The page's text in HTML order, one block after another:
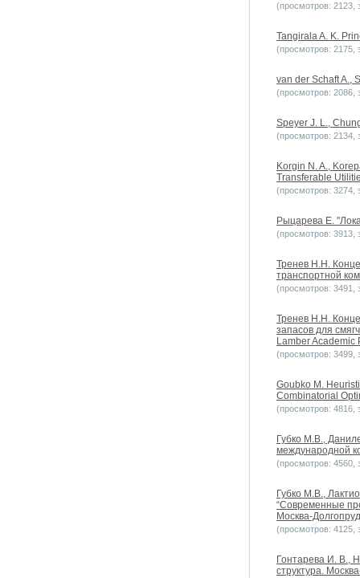
(просмотров: 2123,
Tangirala A. K.
(просмотров: 2175,
van der Schaft A.,
(просмотров: 2086,
Speyer J. L.,
(просмотров: 2134,
Korgin N. A.,
Transferable
(просмотров: 3274,
Рыцарева Е.
(просмотров: 3913,
Тренев Н.Н.
транспортной
(просмотров: 3491,
Тренев Н.Н.
запасов для
Lamber Academic
(просмотров: 3499,
Goubko M.
Combinatorial
(просмотров: 4816,
Губко М.В.,
международной
(просмотров: 4560,
Губко М.В.,
“Современные
Москва-
(просмотров: 4125,
Гонтарева И. В.,
структура.